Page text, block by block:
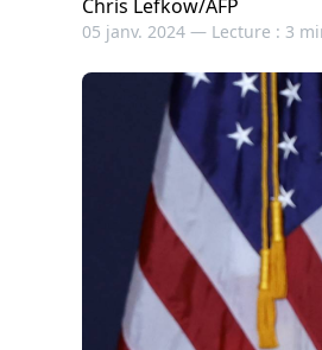
Chris Lefkow/AFP
05 janv. 2024 — Lecture : 3